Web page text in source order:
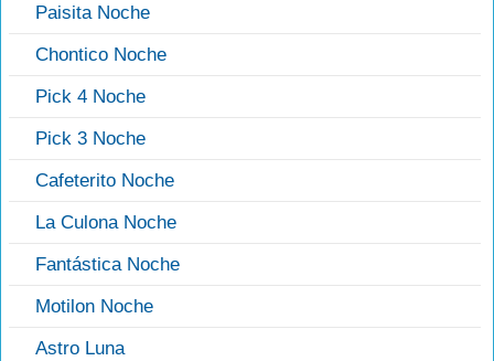
Paisita Noche
Chontico Noche
Pick 4 Noche
Pick 3 Noche
Cafeterito Noche
La Culona Noche
Fantástica Noche
Motilon Noche
Astro Luna